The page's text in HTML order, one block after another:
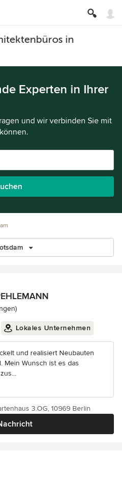
in
Experten in Ihrer
und wir verbinden Sie mit
5 von 5 Sternen
Lokales Unternehmen
und realisiert Neubauten
Mein Wunsch ist es das
3.OG, 10969 Berlin